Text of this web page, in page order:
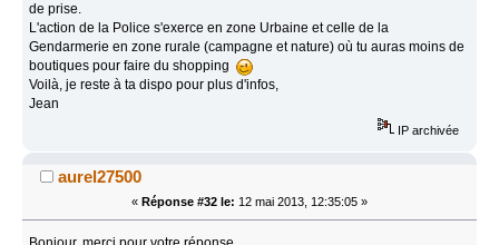
de prise.
L'action de la Police s'exerce en zone Urbaine et celle de la
Gendarmerie en zone rurale (campagne et nature) où tu auras moins de
boutiques pour faire du shopping
Voilà, je reste à ta dispo pour plus d'infos,
Jean
IP archivée
aurel27500
« Réponse #32 le: 12 mai 2013, 12:35:05 »